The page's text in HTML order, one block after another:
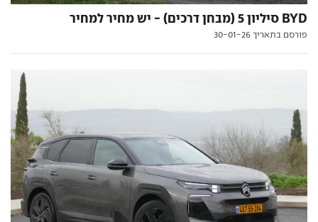
BYD סיליון 5 (מבחן דרכים) - יש מחיר למחיר
פורסם בתאריך 30-01-26